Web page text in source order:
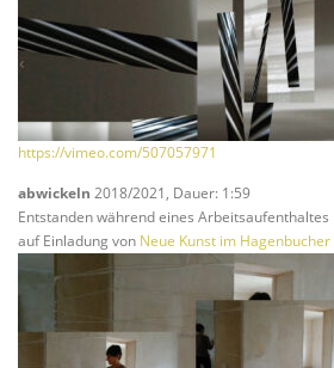
https://vimeo.com/507057971
abwickeln 2018/2021, Dauer: 1:59
Entstanden während eines
auf Einladung von Neue Kunst im Hagenbucher